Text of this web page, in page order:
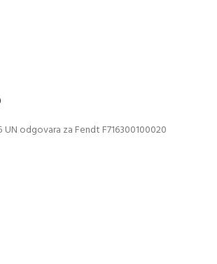
UN odgovara za Fendt F716300100020